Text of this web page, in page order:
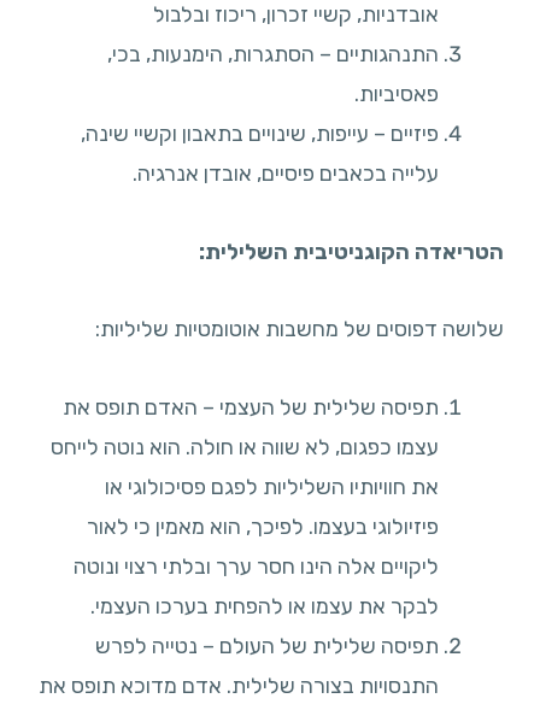
אובדניות, קשיי זכרון, ריכוז ובלבול
התנהגותיים – הסתגרות, הימנעות, בכי,
פאסיביות.
פיזיים – עייפות, שינויים בתאבון וקשיי שינה,
עלייה בכאבים פיסיים, אובדן אנרגיה.
הטריאדה הקוגניטיבית השלילית:
שלושה דפוסים של מחשבות אוטומטיות שליליות:
תפיסה שלילית של העצמי – האדם תופס את
עצמו כפגום, לא שווה או חולה. הוא נוטה לייחס
את חוויותיו השליליות לפגם פסיכולוגי או
פיזיולוגי בעצמו. לפיכך, הוא מאמין כי לאור
ליקויים אלה הינו חסר ערך ובלתי רצוי ונוטה
לבקר את עצמו או להפחית בערכו העצמי.
תפיסה שלילית של העולם – נטייה לפרש
התנסויות בצורה שלילית. אדם מדוכא תופס את